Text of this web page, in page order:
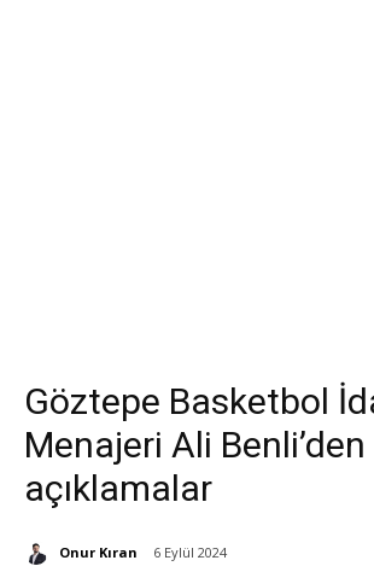
Göztepe Basketbol
Menajeri Ali Benli’den
açıklamalar
Onur Kıran 6 Eylül 2024